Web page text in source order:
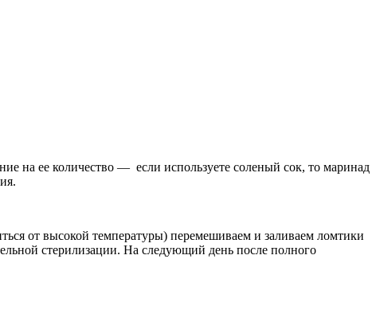
на ее количество — если используете соленый сок, то маринад
от высокой температуры) перемешиваем и заливаем ломтики
стерилизации. На следующий день после полного